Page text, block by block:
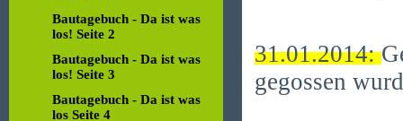
Bautagebuch - Da ist was
los! Seite 2
Bautagebuch - Da ist was
los! Seite 3
Bautagebuch - Da ist was
los Seite 4
31.01.2014:
gegossen